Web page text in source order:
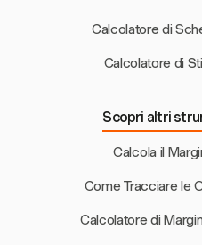
Calcolatore di
Calcolatore di
Scopri altri
Calcola il
Come Tracciare le
Calcolatore di